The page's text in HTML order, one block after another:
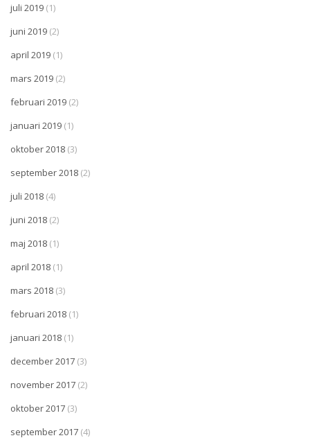
juli 2019 (1)
juni 2019 (2)
april 2019 (1)
mars 2019 (2)
februari 2019 (2)
januari 2019 (1)
oktober 2018 (3)
september 2018 (2)
juli 2018 (4)
juni 2018 (2)
maj 2018 (1)
april 2018 (1)
mars 2018 (3)
februari 2018 (1)
januari 2018 (1)
december 2017 (3)
november 2017 (2)
oktober 2017 (3)
september 2017 (4)